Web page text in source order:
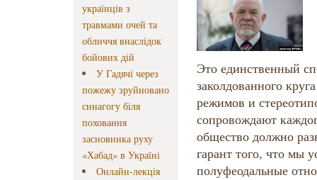
українців з
травмами очей та
обличчя внаслідок
бойових дій
У Гадячі через
пожежу зруйновано
синагогу біля
поховання
засновника руху
«Хабад» в Україні
Онлайн-лекція
Это единственный
заколдованного
режимов и
сопровождают
общество должно
гарант того, что мы
полуфеодальные